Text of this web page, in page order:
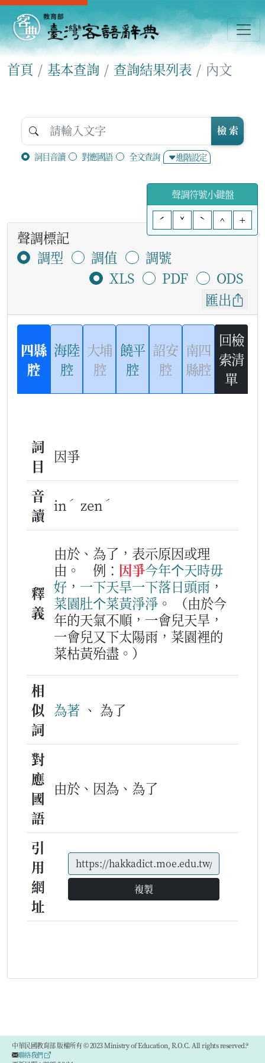
首頁 基本查詢 查詢結果列表 內文
詞目音讀 對應國語 全文查詢 進階設定
檢 索
聲調符號小鍵盤
ˊ
ˇ ˋ ^ +
聲調標記
調型
調值
調號
XLS
PDF
ODS
匯出
四縣
腔
海陸
腔
大埔
腔
饒平
腔
詔安
腔
南四
縣腔
回檢
索清
單
詞
目
因爭
音
讀
in ˊ zen ˊ
釋
義
由於、為了，表示原因或理
由。
例： 因爭今年个天時毋
好 ， 一下天旱一下落日頭雨 ，
菜園肚个菜黃淨淨 。
（由於今
年的天氣不順，一會兒天旱，
一會兒又下太陽雨，菜園裡的
菜枯黃殆盡。）
相
似
詞
為著 、 為了
對
應
國
語
由於、因為、為了
引
用
網
址
複製
中華民國教育部 版權所有 © 2023 Ministry of Education, R.O.C. All rights reserved.®
聯絡我們